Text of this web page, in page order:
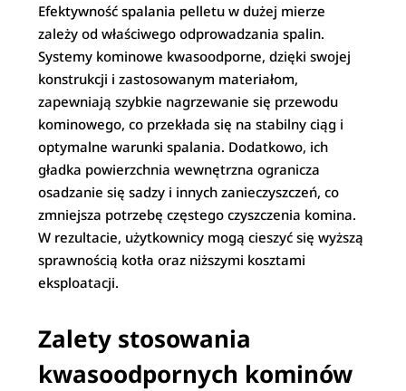
Efektywność spalania pelletu w dużej mierze
zależy od właściwego odprowadzania spalin.
Systemy kominowe kwasoodporne, dzięki swojej
konstrukcji i zastosowanym materiałom,
zapewniają szybkie nagrzewanie się przewodu
kominowego, co przekłada się na stabilny ciąg i
optymalne warunki spalania. Dodatkowo, ich
gładka powierzchnia wewnętrzna ogranicza
osadzanie się sadzy i innych zanieczyszczeń, co
zmniejsza potrzebę częstego czyszczenia komina.
W rezultacie, użytkownicy mogą cieszyć się wyższą
sprawnością kotła oraz niższymi kosztami
eksploatacji.
Zalety stosowania
kwasoodpornych kominów